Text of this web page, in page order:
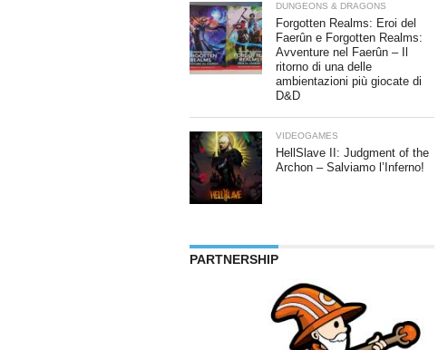
DUNGEONS & DRAGONS
Forgotten Realms: Eroi del
Faerûn e Forgotten Realms:
Avventure nel Faerûn – Il
ritorno di una delle
ambientazioni più giocate di
D&D
VIDEOGAMES
HellSlave II: Judgment of the
Archon – Salviamo l’Inferno!
PARTNERSHIP